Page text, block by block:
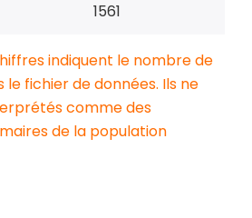
1561
indiquent le nombre de
le fichier de données. Ils ne
comme des
de la population